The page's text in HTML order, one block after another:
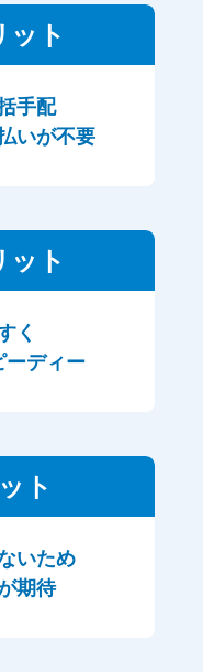
ット
手配
いが不要
ット
く
ーディー
ト
いため
期待